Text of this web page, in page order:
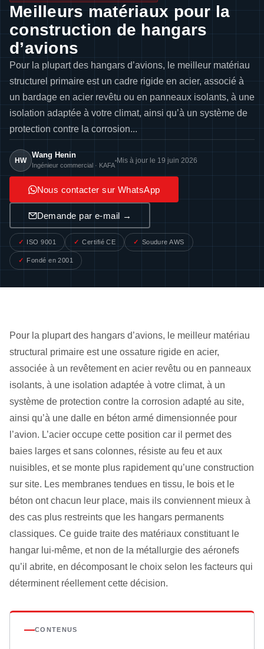
Meilleurs matériaux pour la
construction de hangars
d’avions
Pour la plupart des hangars d’avions, le meilleur matériau
structurel primaire est un cadre rigide en acier, associé à
un bardage en acier revêtu ou en panneaux isolants, à une
isolation adaptée à votre climat, ainsi qu’à un système de
protection contre la corrosion...
HW
Wang Henin
Ingénieur commercial · KAFA
Mis à jour le 19 juin 2026
Nous contacter sur WhatsApp
Demande par e-mail →
ISO 9001 Certifié CE Soudure AWS
Fondé en 2001
Pour la plupart des hangars d’avions, le meilleur matériau
structural primaire est une ossature rigide en acier,
associée à un revêtement en acier revêtu ou en panneaux
isolants, à une isolation adaptée à votre climat, à un
système de protection contre la corrosion adapté au site,
ainsi qu’à une dalle en béton armé dimensionnée pour
l’avion. L’acier occupe cette position car il permet des
baies larges et sans colonnes, résiste au feu et aux
nuisibles, et se monte plus rapidement qu’une construction
sur site. Les membranes tendues en tissu, le bois et le
béton ont chacun leur place, mais ils conviennent mieux à
des cas plus restreints que les hangars permanents
classiques. Ce guide traite des matériaux constituant le
hangar lui-même, et non de la métallurgie des aéronefs
qu’il abrite, en décomposant le choix selon les facteurs qui
déterminent réellement cette décision.
CONTENUS